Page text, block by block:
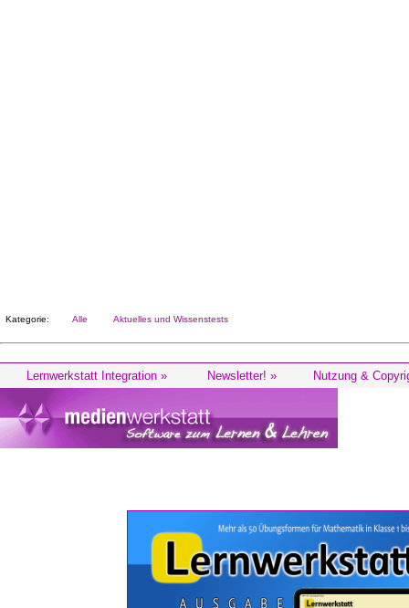
Kategorie: Alle Aktuelles und Wissenstests
Lernwerkstatt Integration » Newsletter! » Nutzung &